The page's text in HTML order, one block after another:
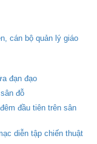
cán bộ quản lý giáo
đạn đạo
đỗ
đầu tiên trên sân
diễn tập chiến thuật